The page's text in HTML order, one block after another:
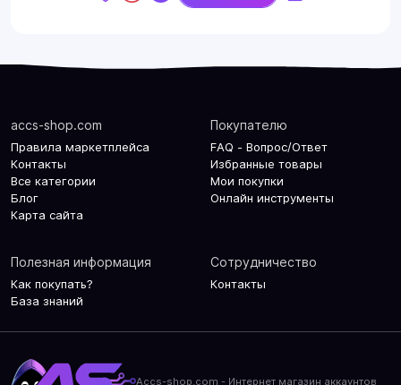
accs-shop.com
Правила маркетплейса
Контакты
Все категории
Блог
Карта сайта
Покупателю
FAQ - Вопрос/Ответ
Избранные товары
Мои покупки
Онлайн инструменты
Полезная информация
Как покупать?
База знаний
Сотрудничество
Контакты
Accs-shop.com - Интернет магазин аккаунтов